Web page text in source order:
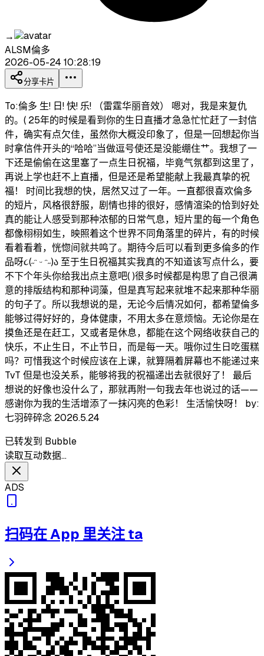
→
ALSM倫多
2026-05-24 10:28:19
分享卡片
To:倫多 生! 日! 快! 乐! （雷霆华丽音效） 嗯对，我是来复仇
的。( 25年的时候是看到你的生日直播才急急忙忙赶了一封信
件，确实有点欠佳，虽然你大概没印象了，但是一回想起你当
时拿信件开头的“哈哈”当做逗号使还是没能绷住艹。我想了一
下还是偷偷在这里塞了一点生日祝福，毕竟气氛都到这里了，
再说上学也赶不上直播，但是还是希望能献上我最真挚的祝
福！ 时间比我想的快，居然又过了一年。一直都很喜欢倫多
的短片，风格很舒服，剧情也排的很好，感情渲染的恰到好处
真的能让人感受到那种浓郁的日常气息，短片里的每一个角色
都像栩栩如生，映照着这个世界不同角落里的碎片，有的时候
看着看着，恍惚间就共鸣了。期待今后可以看到更多倫多的作
品呀૮(˶ᵔ ᵕ ᵔ˶)ა 至于生日祝福其实我真的不知道该写点什么，要
不下个年头你给我出点主意吧( )很多时候都是构思了自己很满
意的排版结构和那种词藻，但是真写起来就堆不起来那种华丽
的句子了。所以我想说的是，无论今后情况如何，都希望倫多
能够过得好好的，身体健康，不用太多在意烦恼。无论你是在
摸鱼还是在赶工，又或者是休息，都能在这个网络收获自己的
快乐，不止生日，不止节日，而是每一天。哦你过生日吃蛋糕
吗？可惜我这个时候应该在上课，就算隔着屏幕也不能递过来
TvT 但是也没关系，能够将我的祝福递出去就很好了！ 最后
想说的好像也没什么了，那就再附一句我去年也说过的话——
感谢你为我的生活增添了一抹闪亮的色彩！ 生活愉快呀！ by:
七羽碎碎念 2026.5.24
已转发到 Bubble
读取互动数据…
ADS
扫码在 App 里关注 ta